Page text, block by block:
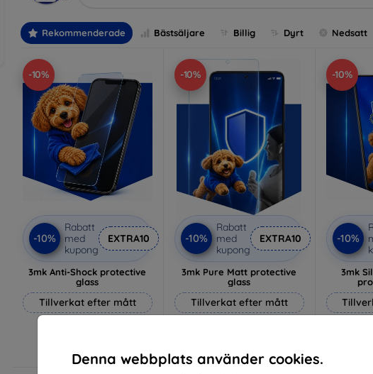
Denna webbplats använder cookies.
Rekommenderade Bästsäljare Billig Dyrt Nedsatt
-10%
-10%
Rabatt
med
kupong
EXTRA10
3mk Anti-Shock protective
glass
Tillverkat efter mått
I lager > 5 st
-10%
-10%
Rabatt
med
kupong
EXTRA10
3mk Pure Matt protective
glass
Tillverkat efter mått
I lager > 5 st
-10%
-10%
3mk
I